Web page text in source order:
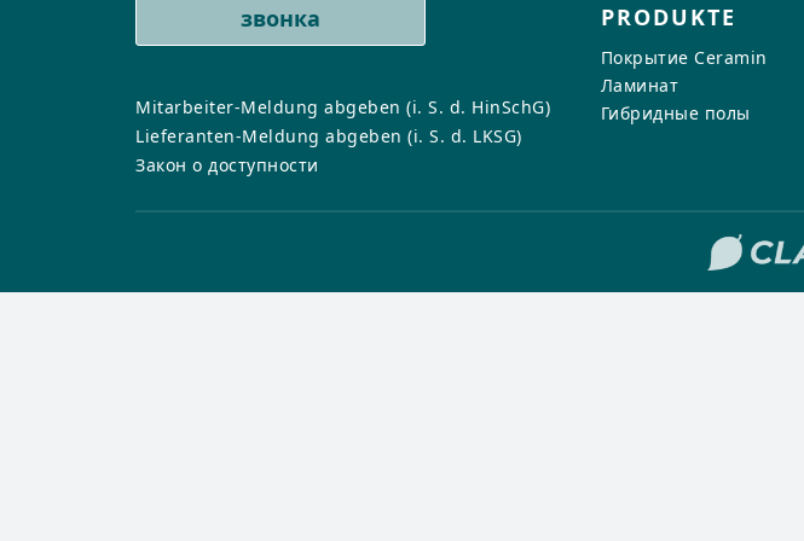
Системы укладки
Системы укладки
Все гибридные продукты
Узнать больше
Новости
формой.
К
звонка
Mitarbeiter-Meldung abgeben (i. S. d. HinSchG)
Lieferanten-Meldung abgeben (i. S. d. LKSG)
Закон о доступности
PRODUKTE
Покрытие Ceramin
Ламинат
Гибридные полы